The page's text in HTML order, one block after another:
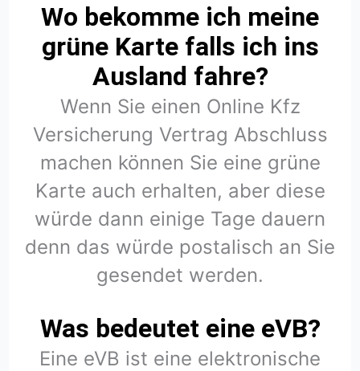
Wo bekomme ich meine
grüne Karte falls ich ins
Ausland fahre?
Wenn Sie einen Online Kfz
Versicherung Vertrag Abschluss
machen können Sie eine grüne
Karte auch erhalten, aber diese
würde dann einige Tage dauern
denn das würde postalisch an Sie
gesendet werden.
Was bedeutet eine eVB?
Eine eVB ist eine elektronische